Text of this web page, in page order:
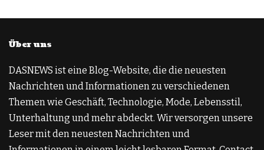
Über uns
DASNEWS ist eine Blog-Website, die die neuesten
Nachrichten und Informationen zu verschiedenen
Themen wie Geschäft, Technologie, Mode, Lebensstil,
Unterhaltung und mehr abdeckt. Wir versorgen unsere
Leser mit den neuesten Nachrichten und